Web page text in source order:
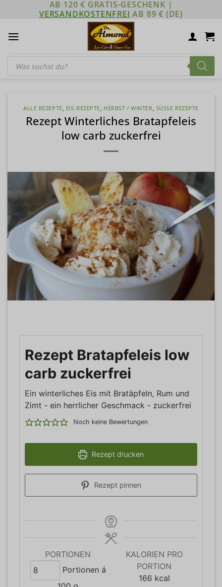
AB 120 € GRATIS-GESCHENK |
VERSANDKOSTENFREI AB 89 € (DE)
Products
search
ALLE REZEPTE, EIS-REZEPTE, HERBST / WINTER, SÜSSE REZEPTE
Rezept Winterliches Bratapfeleis
low carb zuckerfrei
Rezept Bratapfeleis low
carb zuckerfrei
Ein winterliches Eis mit Bratäpfeln, Rum und
Zimt - ein herrlicher Geschmack - zuckerfrei
Noch keine Bewertungen
Rezept drucken
Rezept pinnen
PORTIONEN
Portionen á
KALORIEN PRO
PORTION
166 kcal